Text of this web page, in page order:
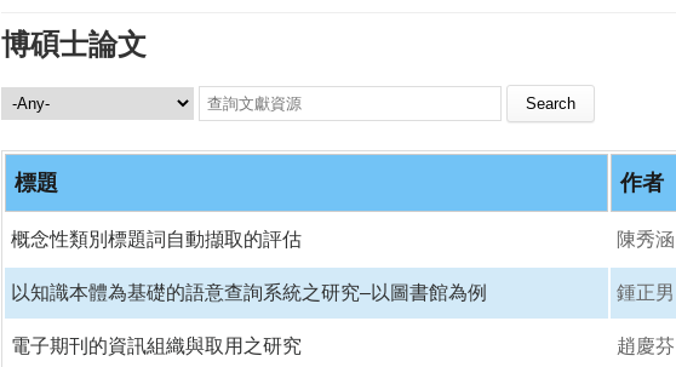
博碩士論文
文獻資源 Search this site
標題 作者
概念性類別標題詞自動擷取的評估 陳秀涵
以知識本體為基礎的語意查詢系統之研究–以圖書館為例 鍾正男
電子期刊的資訊組織與取用之研究 趙慶芬